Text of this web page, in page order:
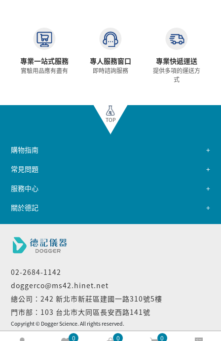
0 0 0
專業一站式服務
實驗用品應有盡有
專人服務窗口
即時諮詢服務
專業快遞運送
提供多項的運送方
式
TOP
02-2684-1142
doggerco@ms42.hinet.net
總公司：242 新北市新莊區建國一路310號5樓
門市部：103 台北市大同區長安西路141號
購物指南
常見問題
服務中心
關於德記
Copyright © Dogger Science. All rights reserved.